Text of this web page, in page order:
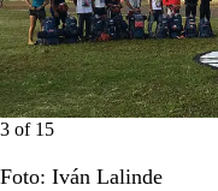
3 of 15
Foto: Iván Lalinde